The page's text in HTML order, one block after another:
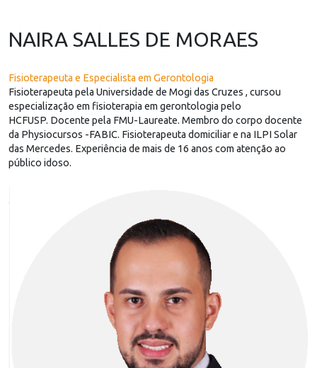
NAIRA SALLES DE MORAES
Fisioterapeuta e Especialista em Gerontologia
Fisioterapeuta pela Universidade de Mogi das Cruzes , cursou
especialização em fisioterapia em gerontologia pelo
HCFUSP. Docente pela FMU-Laureate. Membro do corpo docente
da Physiocursos -FABIC. Fisioterapeuta domiciliar e na ILPI Solar
das Mercedes. Experiência de mais de 16 anos com atenção ao
público idoso.